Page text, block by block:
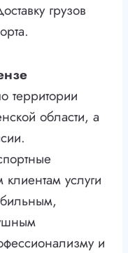
грузов
территории
области, а
услуги
и